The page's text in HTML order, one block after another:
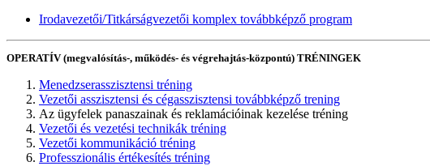
Irodavezetői/Titkárságvezetői komplex továbbképző program
OPERATÍV (megvalósítás-, működés- és végrehajtás-központú) TRÉNINGEK
Menedzserasszisztensi tréning
Vezetői asszisztensi és cégasszisztensi továbbképző trening
Az ügyfelek panaszainak és reklamációinak kezelése tréning
Vezetői és vezetési technikák tréning
Vezetői kommunikáció tréning
Professzionális értékesítés tréning